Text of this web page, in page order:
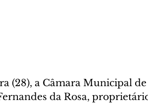
(28), a Câmara Municipal
da Rosa,